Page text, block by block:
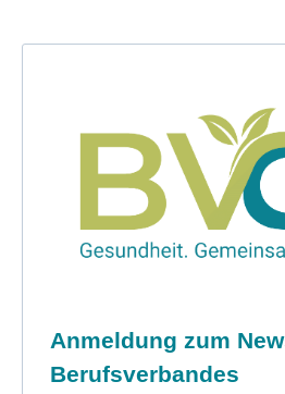
Anmeldung zum
Berufsverbandes